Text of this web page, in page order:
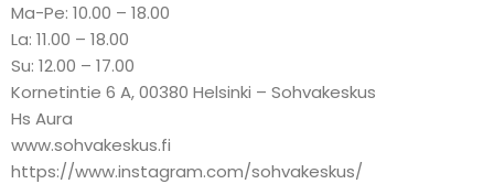
Ma-Pe: 10.00 – 18.00
La: 11.00 – 18.00
Su: 12.00 – 17.00
Kornetintie 6 A, 00380 Helsinki – Sohvakeskus
Hs Aura
www.sohvakeskus.fi
https://www.instagram.com/sohvakeskus/